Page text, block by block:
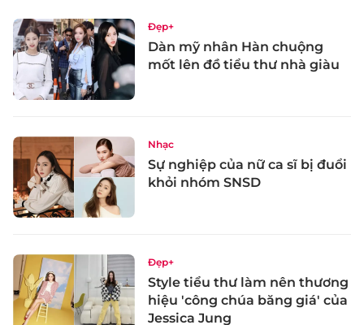
Đẹp+
Dàn mỹ nhân Hàn chuộng
mốt lên đồ tiểu thư nhà giàu
Nhạc
Sự nghiệp của nữ ca sĩ bị đuổi
khỏi nhóm SNSD
Đẹp+
Style tiểu thư làm nên thương
hiệu 'công chúa băng giá' của
Jessica Jung